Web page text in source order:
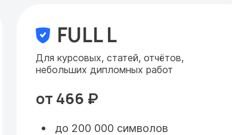
FULL L
Для курсовых, статей, отчётов,
небольших дипломных работ
от 466 ₽
до 200 000 символов